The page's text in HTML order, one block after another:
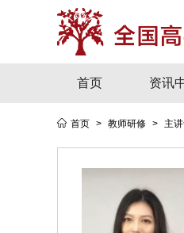
首页 资讯
首页 > 教师研修 > 主